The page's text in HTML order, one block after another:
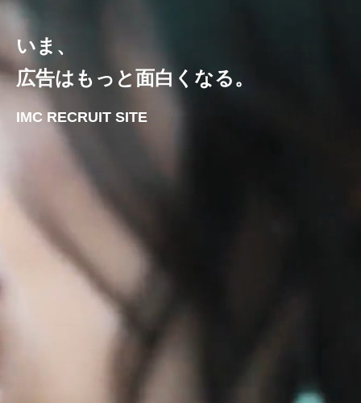
いま、
広告はもっと面白くなる。
IMC RECRUIT SITE